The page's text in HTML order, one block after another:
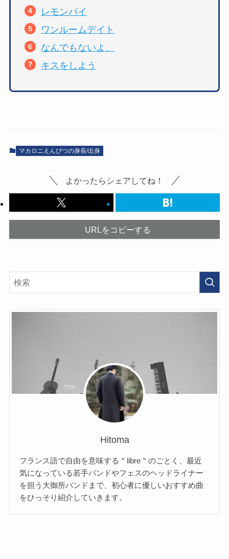
レモンパイ
ワンルームデイト
なんでもないよ、
キスをしよう
マカロニえんぴつの身長/出身
よかったらシェアしてね！
URLをコピーする
Hitoma
フランス語で自由を意味する＂libre＂のごとく、最近
気になっている若手バンドやフェスのヘッドライナー
を担う大御所バンドまで、初心者に優しいおすすめ曲
をひっそり紹介していきます。